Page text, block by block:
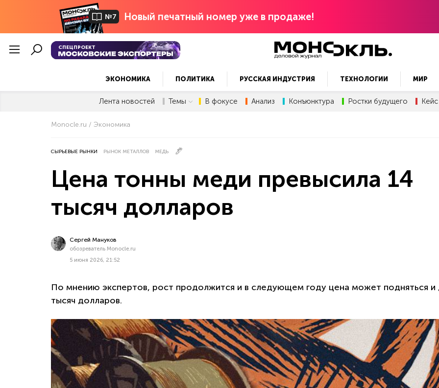
№7 Новый печатный номер уже в продаже!
СПЕЦПРОЕКТ
ЭКОНОМИКА ПОЛИТИКА РУССКАЯ ИНДУСТРИЯ ТЕХНОЛОГИИ МИР
Лента новостей Темы В фокусе Анализ Конъюнктура Ростки будущего Кейс
Monocle.ru Экономика
СЫРЬЕВЫЕ РЫНКИ РЫНОК МЕТАЛЛОВ МЕДЬ
Цена тонны меди превысила 14
тысяч долларов
Сергей Мануков
обозреватель Monocle.ru
5 июня 2026, 21:52
По мнению экспертов, рост продолжится и в следующем году цена может подняться и
тысяч долларов.